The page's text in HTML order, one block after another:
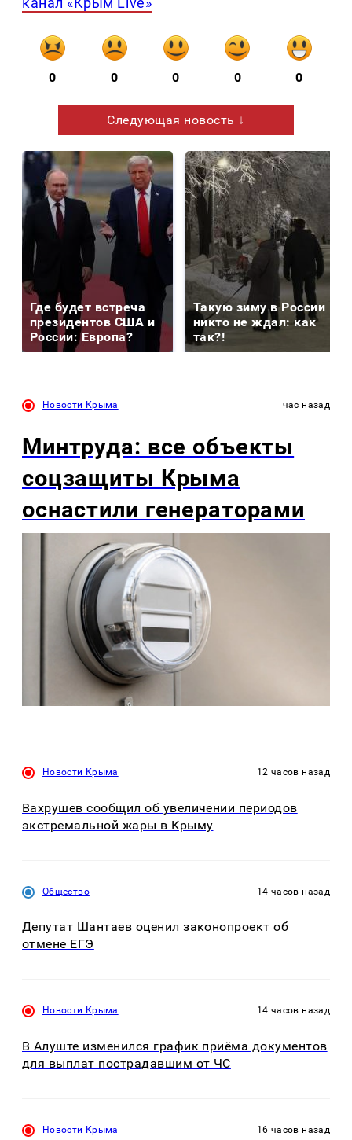
0 0 0 0 0
Следующая новость ↓
Где будет встреча
президентов США и
России: Европа?
Такую зиму в России
никто не ждал: как
так?!
Новости Крыма час назад
Минтруда: все объекты
соцзащиты Крыма
оснастили генераторами
Новости Крыма 12 часов назад
Вахрушев сообщил об увеличении периодов
экстремальной жары в Крыму
Общество 14 часов назад
Депутат Шантаев оценил законопроект об
отмене ЕГЭ
Новости Крыма 14 часов назад
В Алуште изменился график приёма документов
для выплат пострадавшим от ЧС
Новости Крыма 16 часов назад